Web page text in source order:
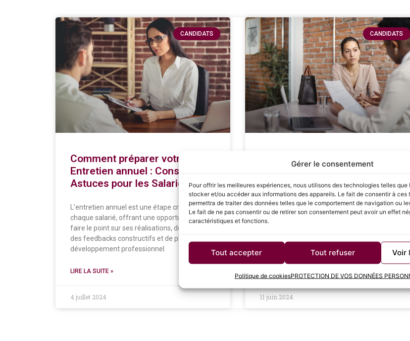
Gérer le consentement
Pour offrir les meilleures expériences, nous utilisons des technologies telles que
stocker et/ou accéder aux informations des appareils. Le fait de consentir à ces
permettra de traiter des données telles que le comportement de navigation ou
Le fait de ne pas consentir ou de retirer son consentement peut avoir un effet
caractéristiques et fonctions.
Tout accepter Tout refuser Voir
Politique de cookiesPROTECTION DE VOS DONNÉES
CANDIDATS
Comment préparer votre
Entretien annuel : Conseils et
Astuces pour les Salariés
L’entretien annuel est une étape cruciale pour
chaque salarié, offrant une opportunité de
faire le point sur ses réalisations, de recevoir
des feedbacks constructifs et de planifier son
développement professionnel.
LIRE LA SUITE »
4 juillet 2024
CANDIDATS
Les étapes clés pour réussir
sa négociation salariale : Guide
complet pour les candidats
La négociation salariale est une étape cruciale
dans le processus de recrutement, souvent
rémunération juste peut avoir un
11 juin 2024